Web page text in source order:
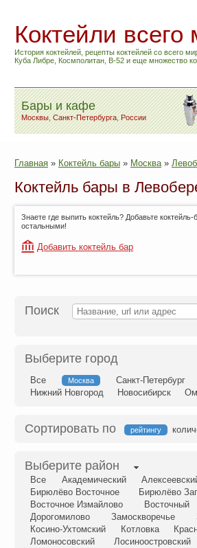
Коктейли всего
История коктейлей, рецепты коктейлей со всего
Куба Либре, Космполитан, B-52 и еще множество
Бары и кафе
Москвы,Санкт-Петербурга,России
Главная » Коктейль бары » Москва»
Коктейль бары в
Знаете где выпить коктейль? Добавьте
остальными!
Добавить коктейль бар
Поиск
Выберите город
Все Москва Санкт-Петербург
Нижний Новгород
Новосибирск
Сортировать по рейтингу
Выберите район
Все Академический
Бирюлёво Восточное
Бирюлёво
Восточное Измайлово
Восточный
Дорогомилово
Замоскворечье
Косино-Ухтомский
Котловка
Ломоносовский
Лосиноостровский